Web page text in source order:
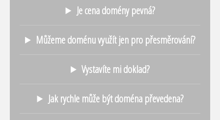
Je cena domény pevná?
Můžeme doménu využít jen pro přesměrování?
Vystavíte mi doklad?
Jak rychle může být doména převedena?